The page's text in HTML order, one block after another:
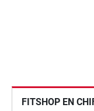
FITSHOP EN